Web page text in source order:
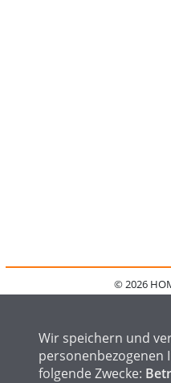
© 2026
FAQ
Wir speichern und
folgende Zwecke: